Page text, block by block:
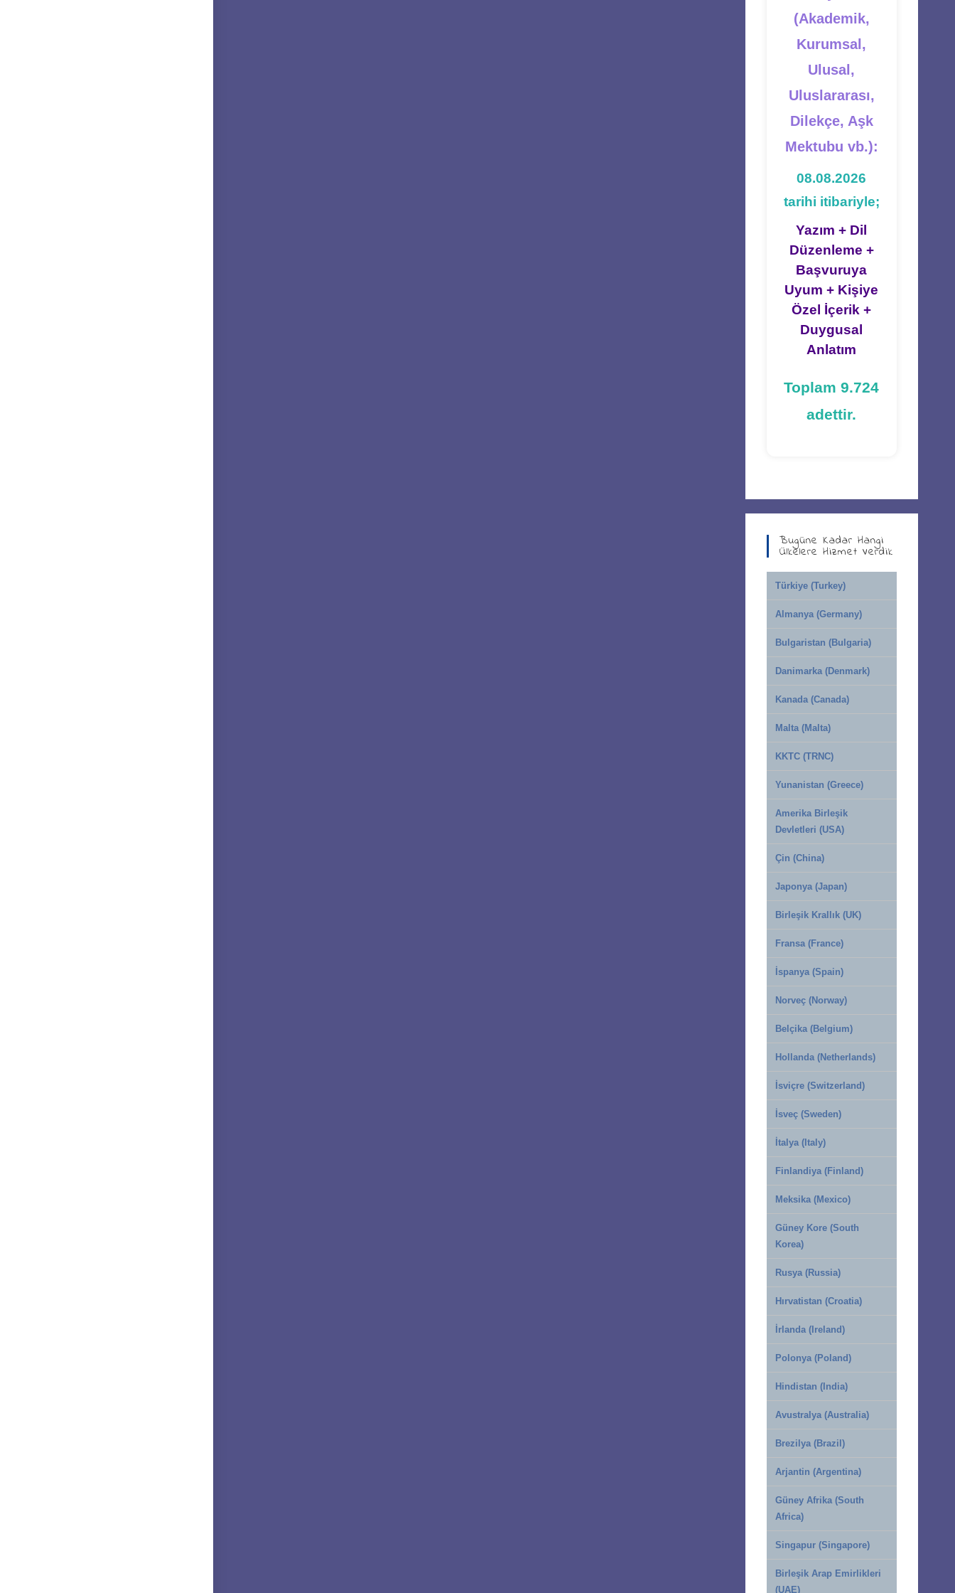
(Akademik,
Kurumsal,
Ulusal,
Uluslararası,
Dilekçe, Aşk
Mektubu vb.):
08.08.2026
tarihi itibariyle;
Yazım + Dil
Düzenleme +
Başvuruya
Uyum + Kişiye
Özel İçerik +
Duygusal
Anlatım
Toplam 9.724
adettir.
Bugüne Kadar Hangi
Ülkelere Hizmet Verdik
Türkiye (Turkey)
Almanya (Germany)
Bulgaristan (Bulgaria)
Danimarka (Denmark)
Kanada (Canada)
Malta (Malta)
KKTC (TRNC)
Yunanistan (Greece)
Amerika Birleşik
Devletleri (USA)
Çin (China)
Japonya (Japan)
Birleşik Krallık (UK)
Fransa (France)
İspanya (Spain)
Norveç (Norway)
Belçika (Belgium)
Hollanda (Netherlands)
İsviçre (Switzerland)
İsveç (Sweden)
İtalya (Italy)
Finlandiya (Finland)
Meksika (Mexico)
Güney Kore (South
Korea)
Rusya (Russia)
Hırvatistan (Croatia)
İrlanda (Ireland)
Polonya (Poland)
Hindistan (India)
Avustralya (Australia)
Brezilya (Brazil)
Arjantin (Argentina)
Güney Afrika (South
Africa)
Singapur (Singapore)
Birleşik Arap Emirlikleri
(UAE)